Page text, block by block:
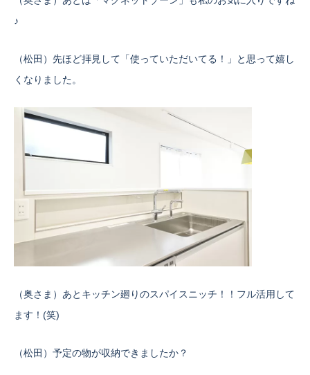
♪
（松田）先ほど拝見して「使っていただいてる！」と思って嬉し
くなりました。
（奥さま）あとキッチン廻りのスパイスニッチ！！フル活用して
ます！(笑)
（松田）予定の物が収納できましたか？